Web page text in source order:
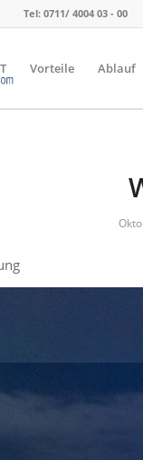
Tel: 0711/ 4004 03 - 00
Vorteile Ablauf